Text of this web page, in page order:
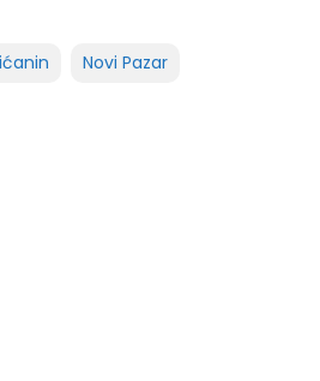
Novi Pazar